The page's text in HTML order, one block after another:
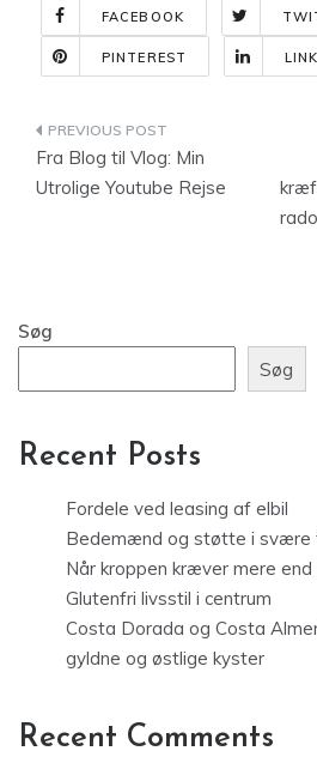
FACEBOOK
PINTEREST
Indlægsnavigation
Fra Blog til Vlog: Min
Utrolige Youtube Rejse
Søg
Søg
Recent Posts
Fordele ved leasing af elbil
Bedemænd og støtte i svære
Når kroppen kræver mere
Glutenfri livsstil i centrum
Costa Dorada og Costa
gyldne og østlige kyster
Recent Comments